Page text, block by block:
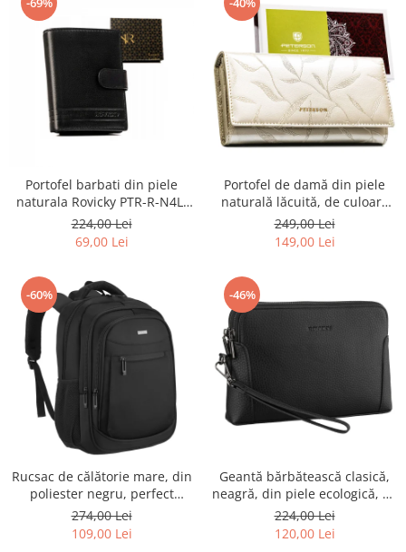
Portofel barbati din piele
naturala Rovicky PTR-R-N4L-
GAT-8922 B+B
224,00 Lei
69,00 Lei
Portofel de damă din piele
naturală lăcuită, de culoare
bej, cu închidere cu capsă -
Peterson
249,00 Lei
149,00 Lei
-60%
Rucsac de călătorie mare, din
poliester negru, perfect
pentru bagajul de mână -
Rovicky PTR-R-BHX-05-1020
274,00 Lei
109,00 Lei
-46%
Geantă bărbătească clasică,
neagră, din piele ecologică, cu
fermoar - Rovicky PTR-R-SDR-
01-1631 BLACK
224,00 Lei
120,00 Lei